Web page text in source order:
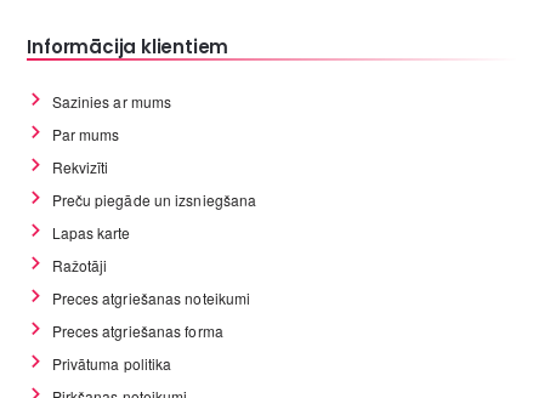
Informācija klientiem
Sazinies ar mums
Par mums
Rekvizīti
Preču piegāde un izsniegšana
Lapas karte
Ražotāji
Preces atgriešanas noteikumi
Preces atgriešanas forma
Privātuma politika